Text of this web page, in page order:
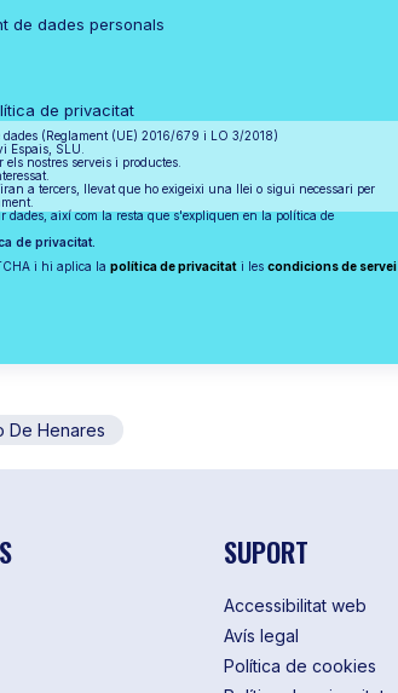
de dades personals
de privacitat
dades (Reglament (UE) 2016/679 i LO 3/2018)
Espais, SLU.
nostres serveis i productes.
a tercers, llevat que ho exigeixi una llei o sigui necessari per
dades, així com la resta que s'expliquen en la política de
de privacitat.
i hi aplica lapolítica de privacitat i lescondicions de servei
De Henares
SUPORT
Accessibilitat web
Avís legal
Política de cookies